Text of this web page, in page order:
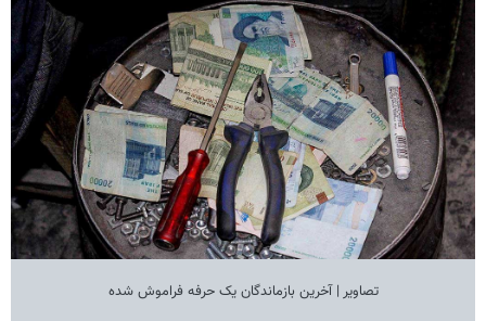
تصاویر | آخرین بازماندگان یک حرفه فراموش شده